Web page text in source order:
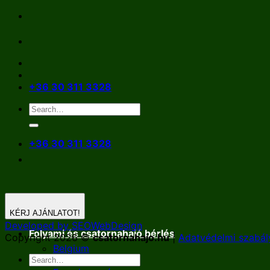
Skip
content
+36 30 311 3328
+36 30 311 3328
Folyami és csatornahajó bérlés
Belgium
Németország
KÉRJ AJÁNLATOT!
Developed by SEOWebDesign
Copyright 2026 ©csatornahajo.hu| Adatvédelmi